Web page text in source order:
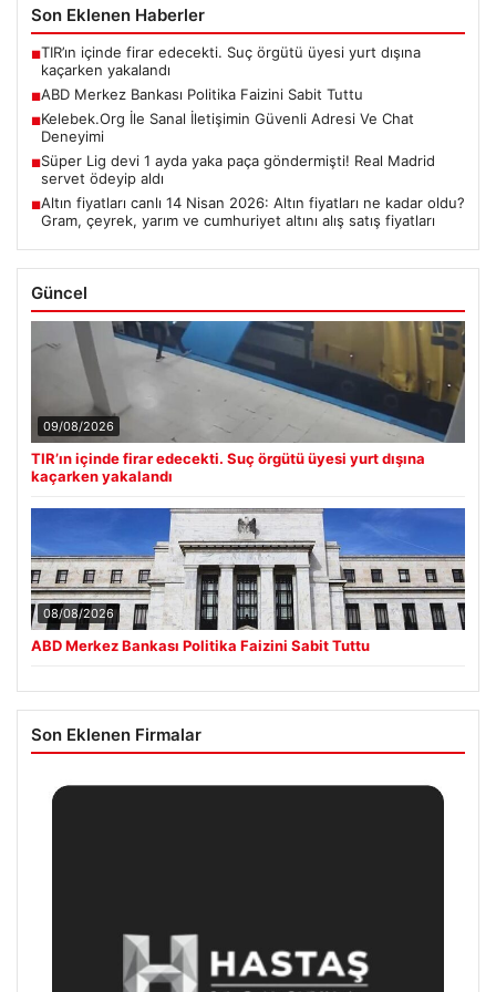
Son Eklenen Haberler
■TIR’ın içinde firar edecekti. Suç örgütü üyesi yurt dışına
kaçarken yakalandı
■ABD Merkez Bankası Politika Faizini Sabit Tuttu
■Kelebek.Org İle Sanal İletişimin Güvenli Adresi Ve Chat
Deneyimi
■Süper Lig devi 1 ayda yaka paça göndermişti! Real Madrid
servet ödeyip aldı
■Altın fiyatları canlı 14 Nisan 2026: Altın fiyatları ne kadar oldu?
Gram, çeyrek, yarım ve cumhuriyet altını alış satış fiyatları
Güncel
09/08/2026
TIR’ın içinde firar edecekti. Suç örgütü üyesi yurt dışına
kaçarken yakalandı
08/08/2026
ABD Merkez Bankası Politika Faizini Sabit Tuttu
Son Eklenen Firmalar